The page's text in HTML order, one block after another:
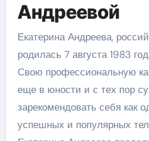
Андреевой
Екатерина Андреева,
родилась 7 августа 1983
Свою профессиональную
еще в юности и с тех пор
зарекомендовать себя как
успешных и популярных